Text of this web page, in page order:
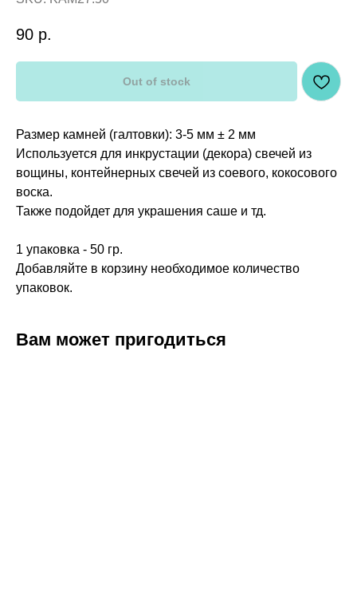
90 р.
Out of stock
Размер камней (галтовки): 3-5 мм ± 2 мм
Используется для инкрустации (декора) свечей из
вощины, контейнерных свечей из соевого, кокосового
воска.
Также подойдет для украшения саше и тд.
1 упаковка - 50 гр.
Добавляйте в корзину необходимое количество
упаковок.
Вам может пригодиться